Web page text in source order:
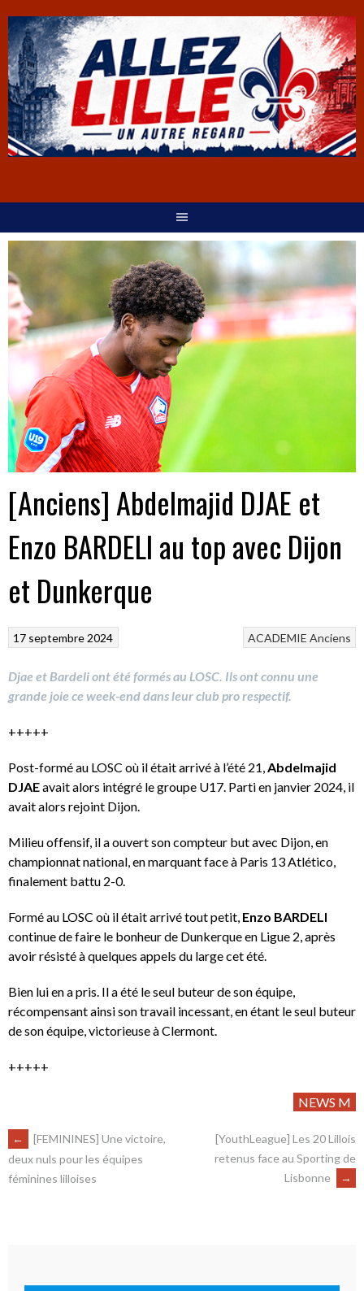
[Anciens] Abdelmajid DJAE et
Enzo BARDELI au top avec Dijon
et Dunkerque
ACADEMIE Anciens
17 septembre 2024
Djae et Bardeli ont été formés au LOSC. Ils ont connu une
grande joie ce week-end dans leur club pro respectif.
+++++
Post-formé au LOSC où il était arrivé à l’été 21,Abdelmajid
DJAEavait alors intégré le groupe U17. Parti en janvier 2024, il
avait alors rejoint Dijon.
Milieu offensif, il a ouvert son compteur but avec Dijon, en
championnat national, en marquant face à Paris 13 Atlético,
finalement battu 2-0.
Formé au LOSC où il était arrivé tout petit, Enzo BARDELI
continue de faire le bonheur de Dunkerque en Ligue 2, après
avoir résisté à quelques appels du large cet été.
Bien lui en a pris. Il a été le seul buteur de son équipe,
récompensant ainsi son travail incessant, en étant le seul buteur
de son équipe, victorieuse à Clermont.
+++++
NEWS M
←
[FEMININES] Une victoire,
deux nuls pour les équipes
féminines lilloises
[YouthLeague] Les 20 Lillois
retenus face au Sporting de
Lisbonne
→